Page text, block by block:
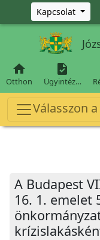
Ugrás a fő tartalomra
Kapcsolat

Otthon

Ügyintéz…
Válasszon
A Budapest
16. 1. emelet